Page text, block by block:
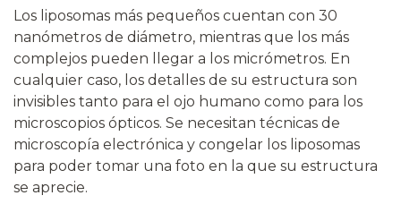
Los liposomas más pequeños cuentan con 30
nanómetros de diámetro, mientras que los más
complejos pueden llegar a los micrómetros. En
cualquier caso, los detalles de su estructura son
invisibles tanto para el ojo humano como para los
microscopios ópticos. Se necesitan técnicas de
microscopía electrónica y congelar los liposomas
para poder tomar una foto en la que su estructura
se aprecie.